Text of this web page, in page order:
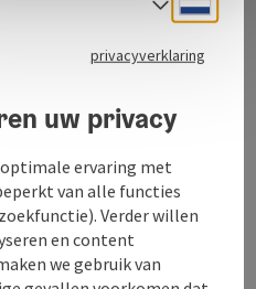
kunst en cultuur
hedendaagse muziek en
tussen kunstenaars en
kunst verspreiden,
ondersteunen op
voor vrouwen in de
privacyverklaring
uw privacy
ervaring met
van alle functies
Verder willen
en content
we gebruik van